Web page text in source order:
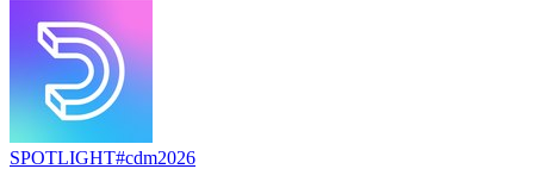
SPOTLIGHT#cdm2026